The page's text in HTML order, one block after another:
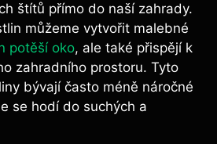
štítů přímo do naší zahrady.
můžeme vytvořit malebné
potěší oko, ale také přispějí k
zahradního prostoru. Tyto
bývají často méně náročné
se hodí do suchých a